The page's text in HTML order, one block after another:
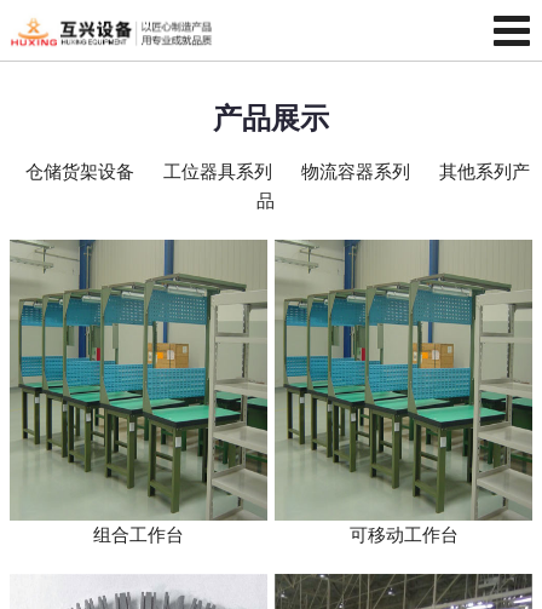
产品展示
仓储货架设备 工位器具系列 物流容器系列
其他系列产
品
组合工作台 可移动工作台